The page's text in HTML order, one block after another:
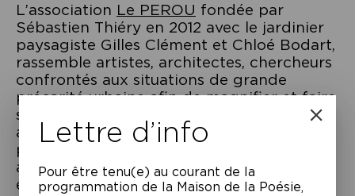
L’association Le PEROU fondée par
Sébastien Thiéry en 2012 avec le jardinier
paysagiste Gilles Clément et Chloé Bodart,
rassemble artistes, architectes, chercheurs
confrontés aux situations de grande
précarité urbaine afin de magnifier et faire
s’amplifier les gestes d’hospitalité qui s’y
affirment. Occasion de faire entendre et
présenter ce soir quelques actions : “Tout
autour”, inventaire des actes d’hospitalité
et quelques éléments d’un discours
Lettre d’info
Pour être tenu(e) au courant de la
programmation de la Maison de la Poésie,